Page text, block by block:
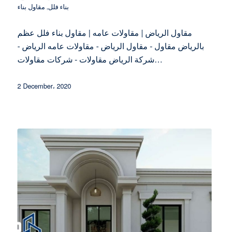
بناء فلل, مقاول بناء
مقاول الرياض | مقاولات عامه | مقاول بناء فلل عظم
بالرياض مقاول - مقاول الرياض - مقاولات عامه الرياض -
شركة الرياض مقاولات - شركات مقاولات…
2 December، 2020